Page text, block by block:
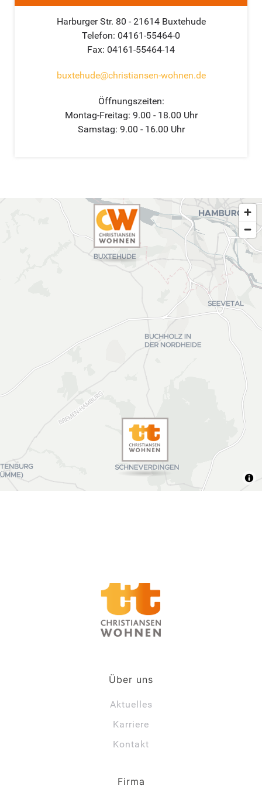
Harburger Str. 80 - 21614 Buxtehude
Telefon: 04161-55464-0
Fax: 04161-55464-14
buxtehude@christiansen-wohnen.de
Öffnungszeiten:
Montag-Freitag: 9.00 - 18.00 Uhr
Samstag: 9.00 - 16.00 Uhr
Über uns
Aktuelles
Karriere
Kontakt
Firma